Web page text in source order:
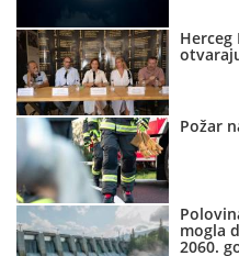
Požar
mogla
2060.